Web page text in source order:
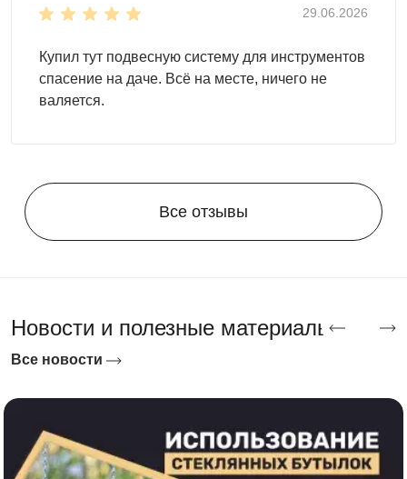
29.06.2026
Купил тут подвесную систему для инструментов
спасение на даче. Всё на месте, ничего не
валяется.
Все отзывы
Новости и полезные материалы
Все новости